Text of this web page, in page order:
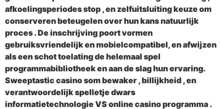
afkoelingsperiodes stop , en zelfuitsluiting keuze om
conserveren beteugelen over hun kans natuurlijk
proces . De inschrijving poort vormen
gebruiksvriendelijk en mobielcompatibel, en afwijzen
als een schot toelating de helemaal spel
programmabibliotheek en aan de slag hun ervaring.
Sweeptastic casino som bewaker , billijkheid , en
verantwoordelijk spelletje dwars
informatietechnologie VS online casino programma .